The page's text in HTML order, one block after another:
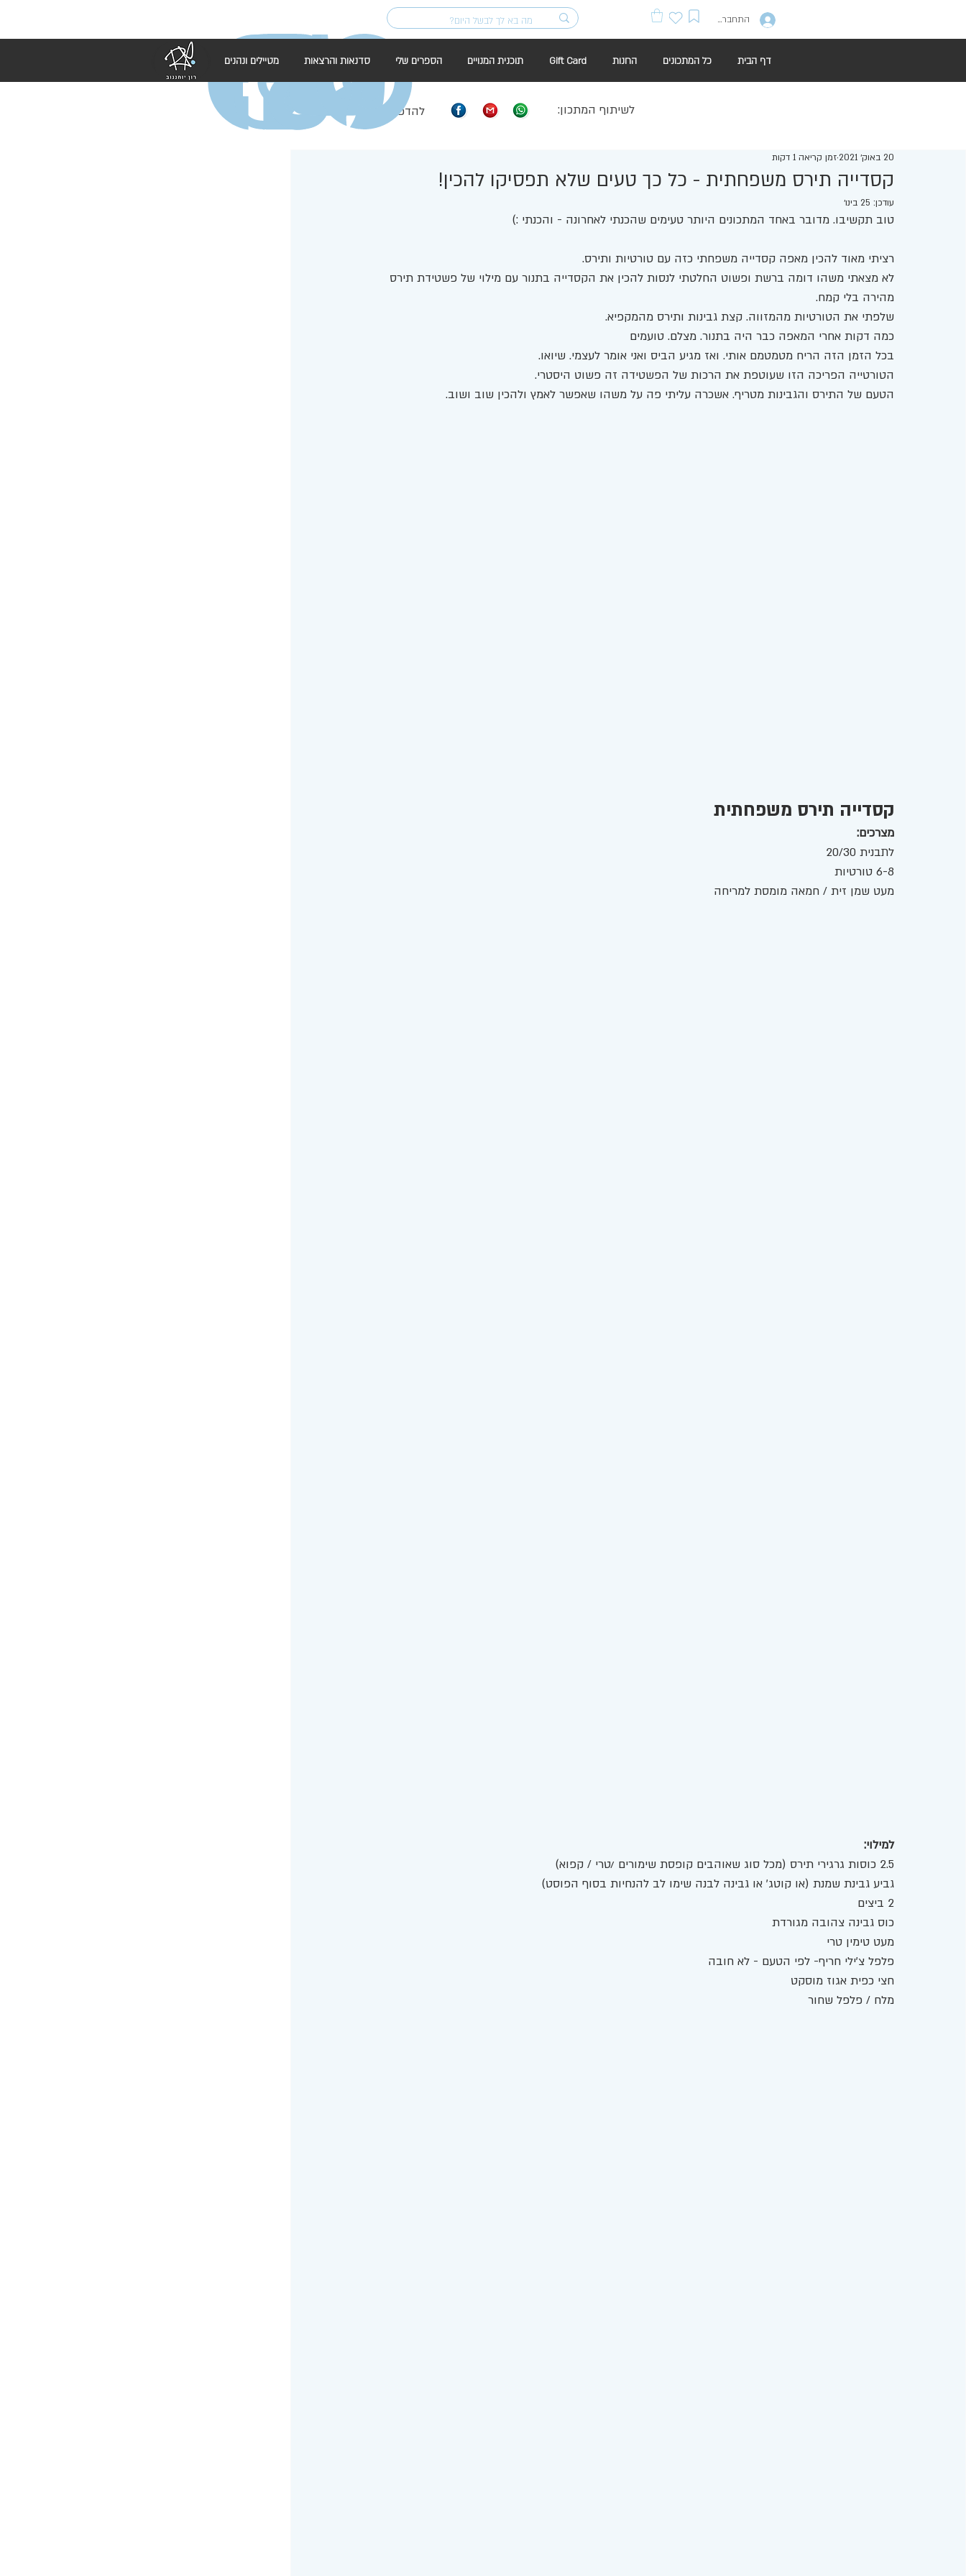
התחברות
דף הבית כל המתכונים החנות Gift Card תוכנית המנויים הספרים שלי סדנאות והרצאות מטיילים ונהנים
להדפסה: לשיתוף המתכון:
קסדייה תירס משפחתית - כל כך טעים שלא תפסיקו להכין!
20 באוק׳ 2021 זמן קריאה 1 דקות
עודכן: 25 בינו׳
טוב תקשיבו. מדובר באחד המתכונים היותר טעימים שהכנתי לאחרונה - והכנתי :)
רציתי מאוד להכין מאפה קסדייה משפחתי כזה עם טורטיות ותירס.
לא מצאתי משהו דומה ברשת ופשוט החלטתי לנסות להכין את הקסדייה בתנור עם מילוי של פשטידת תירס
מהירה בלי קמח.
שלפתי את הטורטיות מהמזווה. קצת גבינות ותירס מהמקפיא.
כמה דקות אחרי המאפה כבר היה בתנור. מצלם. טועמים
בכל הזמן הזה הריח מטמטמם אותי. ואז מגיע הביס ואני אומר לעצמי. שיואו.
הטורטייה הפריכה הזו שעוטפת את הרכות של הפשטידה זה פשוט היסטרי.
הטעם של התירס והגבינות מטריף. אשכרה עליתי פה על משהו שאפשר לאמץ ולהכין שוב ושוב.
קסדייה תירס משפחתית
מצרכים:
לתבנית 20/30
6-8 טורטיות
מעט שמן זית / חמאה מומסת למריחה
למילוי:
2.5 כוסות גרגירי תירס (מכל סוג שאוהבים קופסת שימורים /טרי / קפוא)
גביע גבינת שמנת (או קוטג' או גבינה לבנה שימו לב להנחיות בסוף הפוסט)
2 ביצים
כוס גבינה צהובה מגורדת
מעט טימין טרי
פלפל צ'ילי חריף- לפי הטעם - לא חובה
חצי כפית אגוז מוסקט
מלח / פלפל שחור